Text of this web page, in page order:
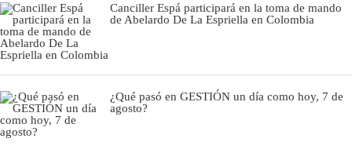
Canciller Espá participará en la toma de mando
de Abelardo De La Espriella en Colombia
¿Qué pasó en GESTIÓN un día como hoy, 7 de
agosto?